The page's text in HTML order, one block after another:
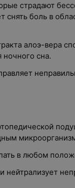
страдают
снять боль в
алоэ-вера
ночного сна.
в любом
нейтрализует